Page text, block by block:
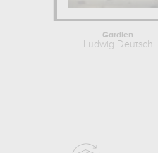
Gardien
Ludwig Deutsch